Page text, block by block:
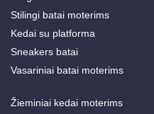
Stilingi batai moterims
Kedai su platforma
Sneakers batai
Vasariniai batai moterims
Žieminiai kedai moterims